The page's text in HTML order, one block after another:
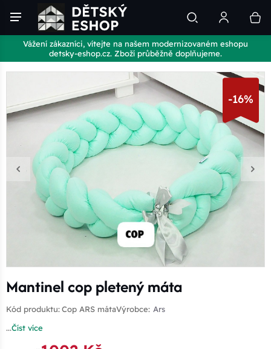
Vážení zákazníci, vítejte na našem modernizovaném eshopu
detsky-eshop.cz. Zboží průběžně doplňujeme.
-16%
Mantinel cop pletený máta
Kód produktu:Cop ARS mátaVýrobce: Ars
...Číst více